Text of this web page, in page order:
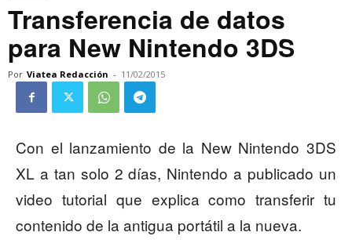
Transferencia de datos
para New Nintendo 3DS
Por Viatea Redacción - 11/02/2015
Con el lanzamiento de la New Nintendo 3DS
XL a tan solo 2 días, Nintendo a publicado un
video tutorial que explica como transferir tu
contenido de la antigua portátil a la nueva.